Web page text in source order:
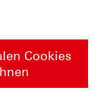
Cookies